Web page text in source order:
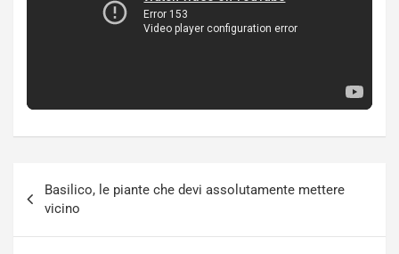
articoli
Basilico, le piante che devi assolutamente mettere
vicino